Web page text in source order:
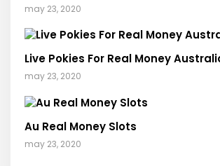
may 23, 2020
Live Pokies For Real Money
may 23, 2020
Au Real Money Slots
may 23, 2020